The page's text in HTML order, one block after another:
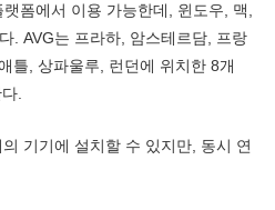
폼에서 이용 가능한데, 윈도우, 맥,
. AVG는 프라하, 암스테르담, 프랑
틀, 상파울루, 런던에 위치한 8개
.
기기에 설치할 수 있지만, 동시 연